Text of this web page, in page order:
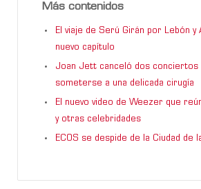
Más contenidos
El viaje de Serú Girán por Lebón y
nuevo capítulo
Joan Jett canceló dos conciertos
someterse a una delicada cirugía
El nuevo video de Weezer que
y otras celebridades
ECOS se despide de la Ciudad de